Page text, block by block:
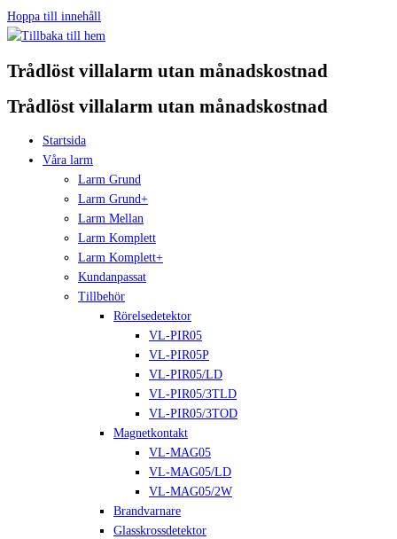
Hoppa till innehåll
Trådlöst villalarm utan månadskostnad
Trådlöst villalarm utan månadskostnad
Startsida
Våra larm
Larm Grund
Larm Grund+
Larm Mellan
Larm Komplett
Larm Komplett+
Kundanpassat
Tillbehör
Rörelsedetektor
VL-PIR05
VL-PIR05P
VL-PIR05/LD
VL-PIR05/3TLD
VL-PIR05/3TOD
Magnetkontakt
VL-MAG05
VL-MAG05/LD
VL-MAG05/2W
Brandvarnare
Glasskrossdetektor